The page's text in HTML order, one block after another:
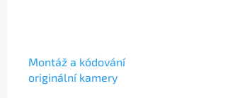
Montáž a kódování
originální kamery